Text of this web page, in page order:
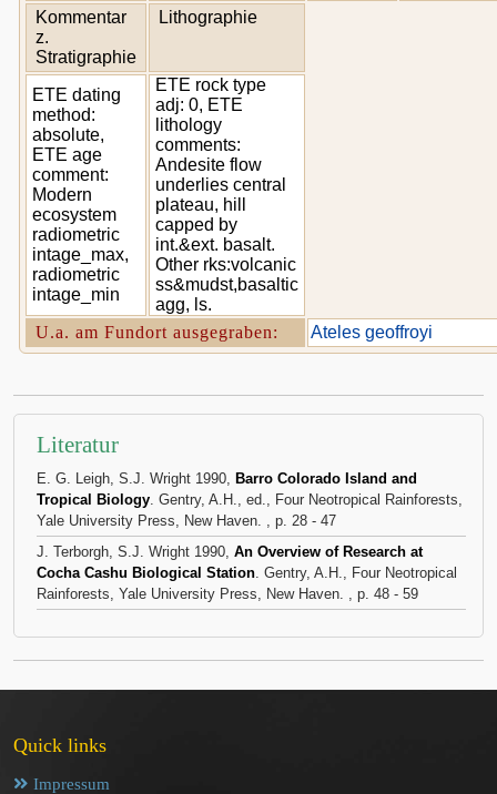
Kommentar
z.
Stratigraphie
Lithographie
ETE dating
method:
absolute,
ETE age
comment:
Modern
ecosystem
radiometric
intage_max,
radiometric
intage_min
ETE rock type
adj: 0, ETE
lithology
comments:
Andesite flow
underlies central
plateau, hill
capped by
int.&ext. basalt.
Other rks:volcanic
ss&mudst,basaltic
agg, ls.
U.a. am Fundort ausgegraben:
Ateles geoffroyi
Literatur
E. G. Leigh, S.J. Wright 1990, Barro Colorado Island and
Tropical Biology. Gentry, A.H., ed., Four Neotropical Rainforests,
Yale University Press, New Haven. , p. 28 - 47
J. Terborgh, S.J. Wright 1990, An Overview of Research at
Cocha Cashu Biological Station. Gentry, A.H., Four Neotropical
Rainforests, Yale University Press, New Haven. , p. 48 - 59
Quick links
Impressum